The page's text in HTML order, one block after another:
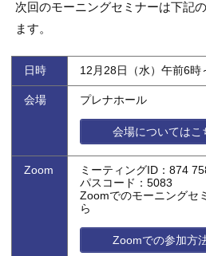
次回のモーニングセミナーは下記
ます。
日時 12月28日（水）午前6時
会場 プレナホール
会場についてはこ
Zoom
ミーティングID：874
パスコード：5083
Zoomでのモーニングセ
ら
Zoomでの参加方